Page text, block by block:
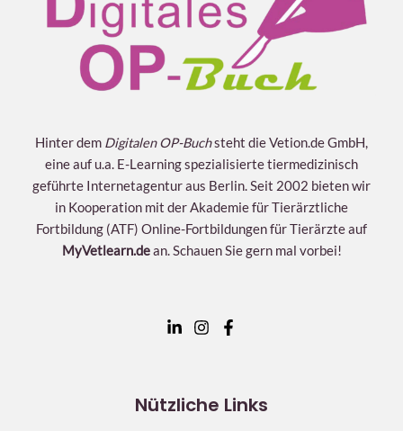
Instrumente
Lagerung und Vorbereitung
Vorgehen
Hinter dem Digitalen OP-Buchsteht die Vetion.de GmbH,
eine auf u.a. E-Learning spezialisierte tiermedizinisch
geführte Internetagentur aus Berlin. Seit 2002 bieten wir
in Kooperation mit der Akademie für Tierärztliche
Fortbildung (ATF) Online-Fortbildungen für Tierärzte auf
MyVetlearn.dean. Schauen Sie gern mal vorbei!
Nützliche Links